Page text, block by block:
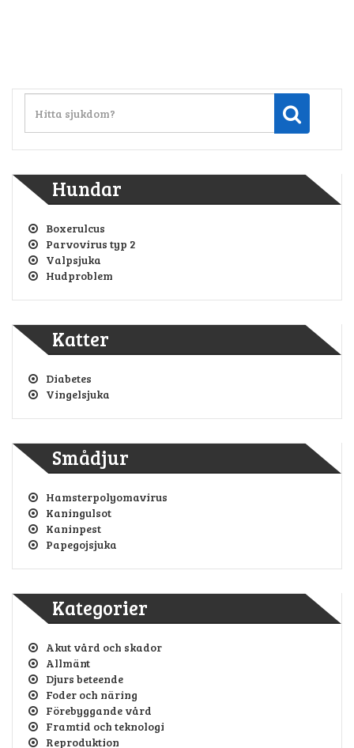
Hundar
Boxerulcus
Parvovirus typ 2
Valpsjuka
Hudproblem
Katter
Diabetes
Vingelsjuka
Smådjur
Hamsterpolyomavirus
Kaningulsot
Kaninpest
Papegojsjuka
Kategorier
Akut vård och skador
Allmänt
Djurs beteende
Foder och näring
Förebyggande vård
Framtid och teknologi
Reproduktion